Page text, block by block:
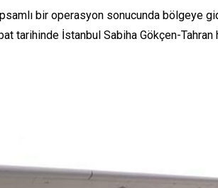
bir operasyon sonucunda bölgeye
tarihinde İstanbul Sabiha Gökçen-